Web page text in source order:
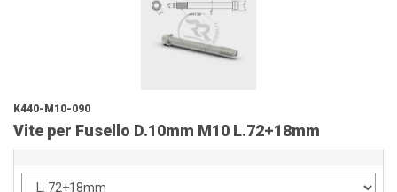
K440-M10-090
Vite per Fusello D.10mm M10 L.72+18mm